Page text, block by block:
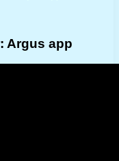
Argus app